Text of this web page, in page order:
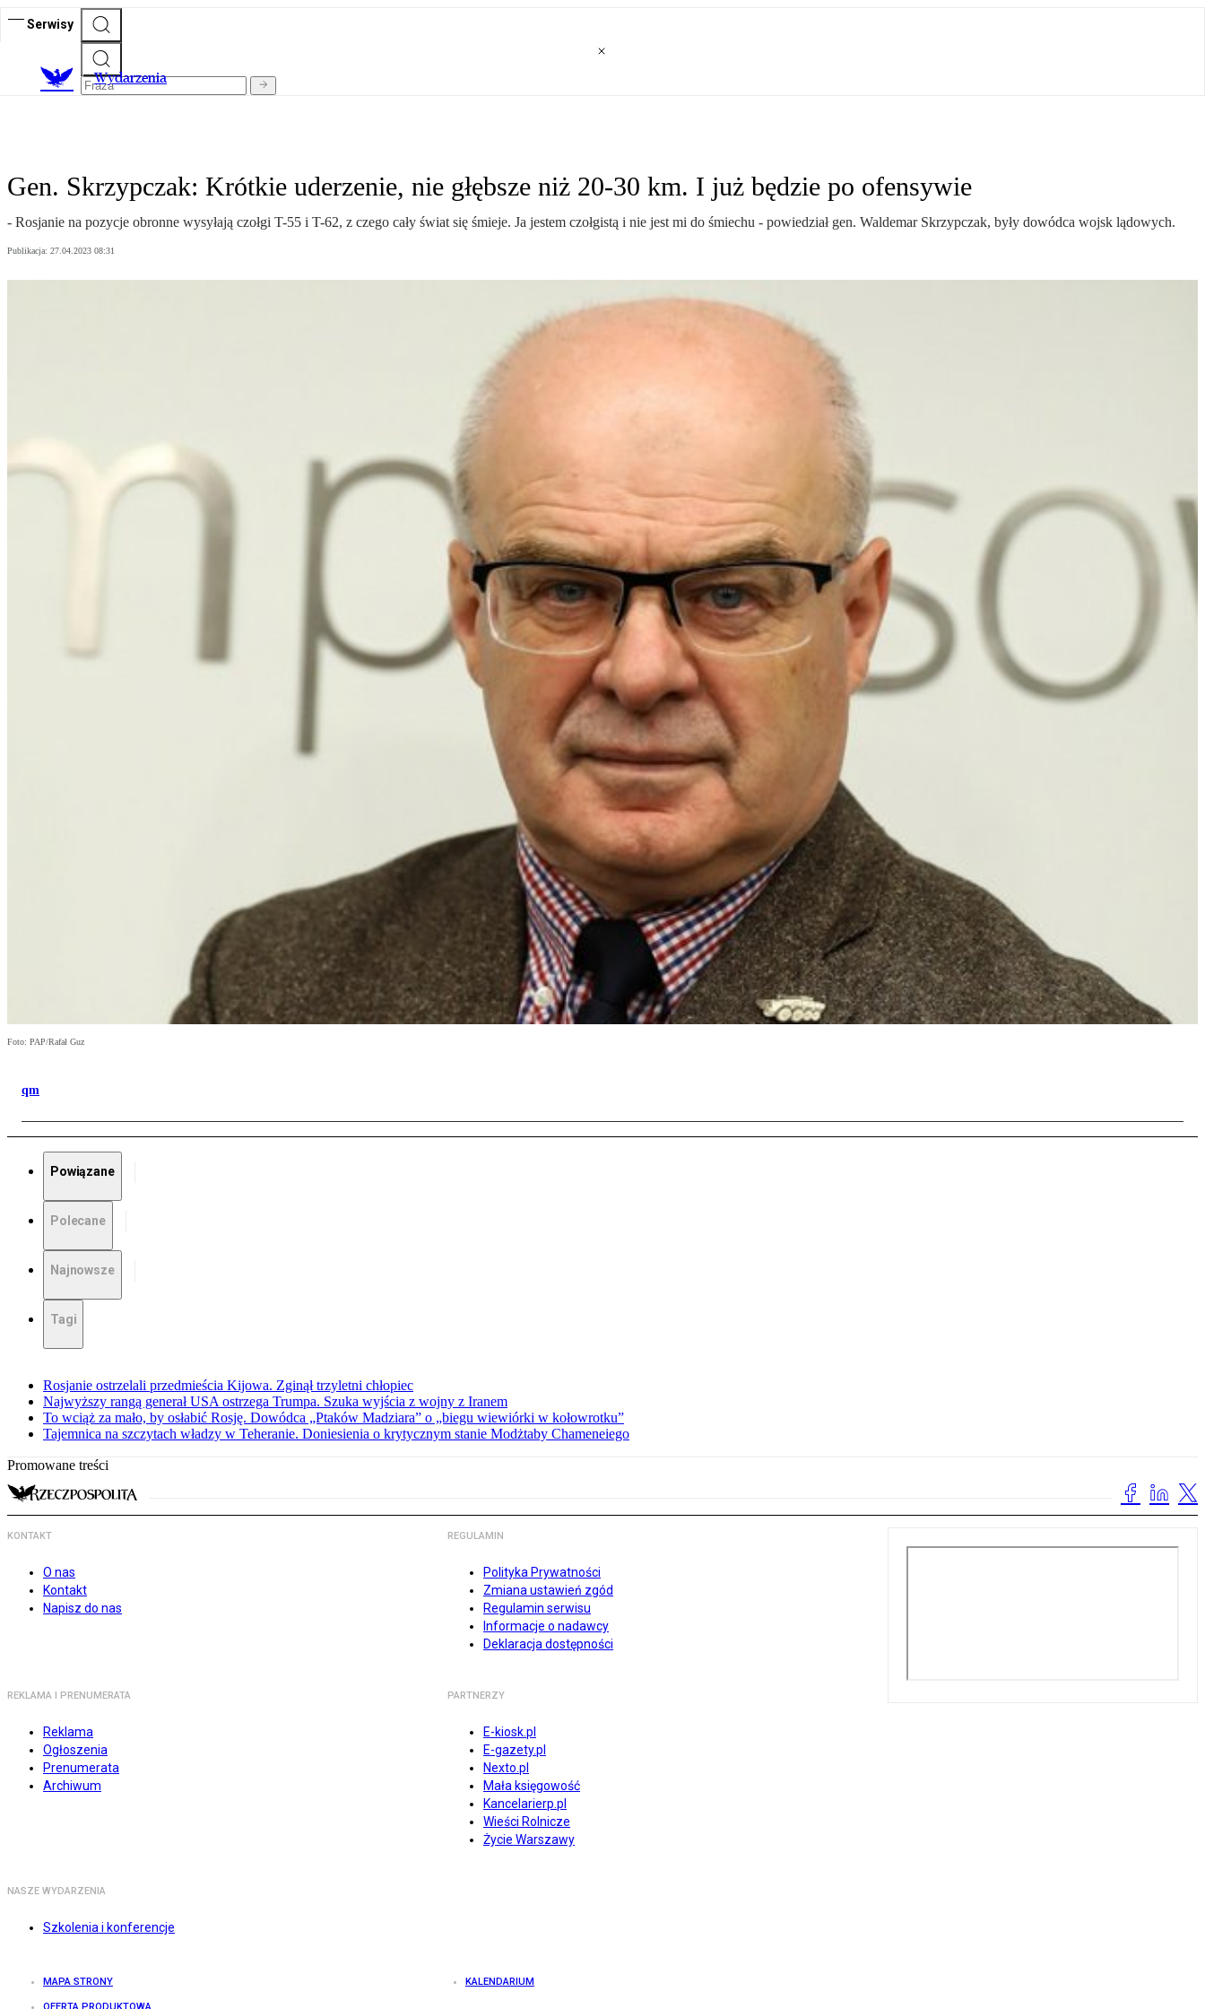
Serwisy
Wydarzenia
Gen. Skrzypczak: Krótkie uderzenie, nie głębsze niż 20-30 km. I już będzie po ofensywie
- Rosjanie na pozycje obronne wysyłają czołgi T-55 i T-62, z czego cały świat się śmieje. Ja jestem czołgistą i nie jest mi do śmiechu - powiedział gen. Waldemar Skrzypczak, były dowódca wojsk lądowych.
Publikacja: 27.04.2023 08:31
Foto: PAP/Rafał Guz
qm
Powiązane
Polecane
Najnowsze
Tagi
Rosjanie ostrzelali przedmieścia Kijowa. Zginął trzyletni chłopiec
Najwyższy rangą generał USA ostrzega Trumpa. Szuka wyjścia z wojny z Iranem
To wciąż za mało, by osłabić Rosję. Dowódca „Ptaków Madziara” o „biegu wiewiórki w kołowrotku”
Tajemnica na szczytach władzy w Teheranie. Doniesienia o krytycznym stanie Modżtaby Chameneiego
Promowane treści
KONTAKT
O nas
Kontakt
Napisz do nas
REGULAMIN
Polityka Prywatności
Zmiana ustawień zgód
Regulamin serwisu
Informacje o nadawcy
Deklaracja dostępności
REKLAMA I PRENUMERATA
Reklama
Ogłoszenia
Prenumerata
Archiwum
PARTNERZY
E-kiosk.pl
E-gazety.pl
Nexto.pl
Mała księgowość
Kancelarierp.pl
Wieści Rolnicze
Życie Warszawy
NASZE WYDARZENIA
Szkolenia i konferencje
MAPA STRONY KALENDARIUM